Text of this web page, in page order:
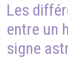
Les
entre un
signe